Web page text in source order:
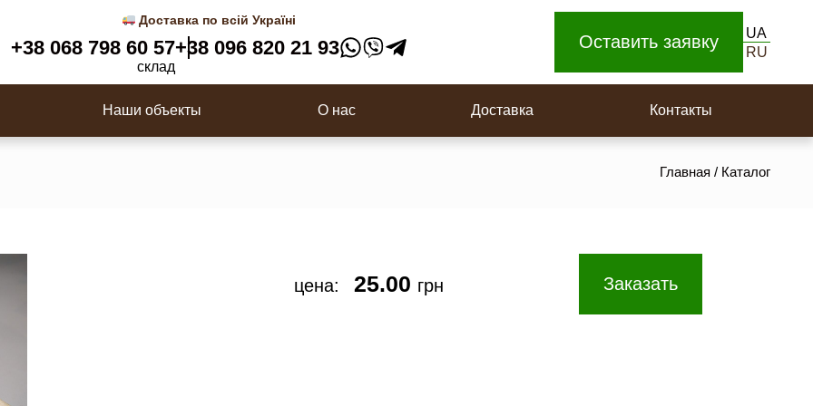
Доставка по всій Україні
+38 068 798 60 57
склад
+38 096 820 21 93 Оставить заявку
UA
RU
Наши объекты О нас Доставка Контакты
Площадки на поворотную лестницу
Главная / Каталог
цена: 25.00 грн Заказать